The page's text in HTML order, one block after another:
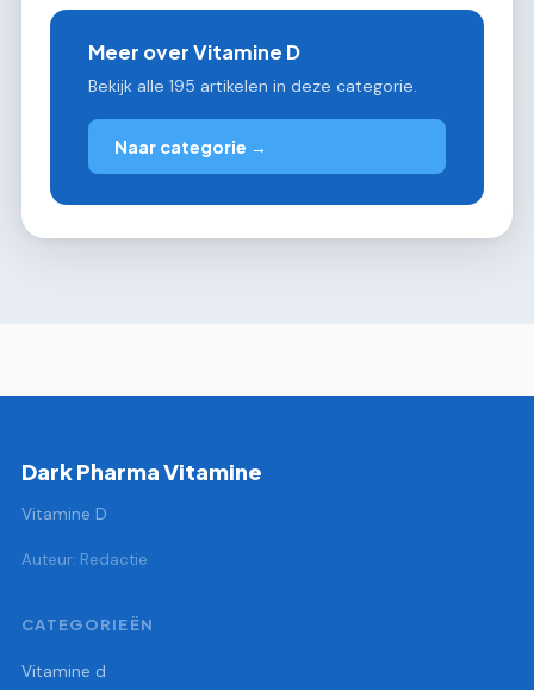
Meer over Vitamine D
Bekijk alle 195 artikelen in deze categorie.
Naar categorie →
Dark Pharma Vitamine
Vitamine D
Auteur: Redactie
CATEGORIEËN
Vitamine d